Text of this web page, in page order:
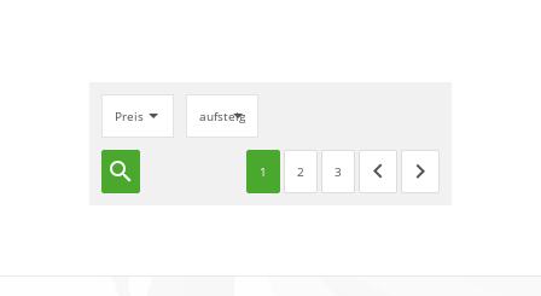
Preis aufsteigend
search 1 2 3 keyboard_arrow_left keyboard_arrow_right